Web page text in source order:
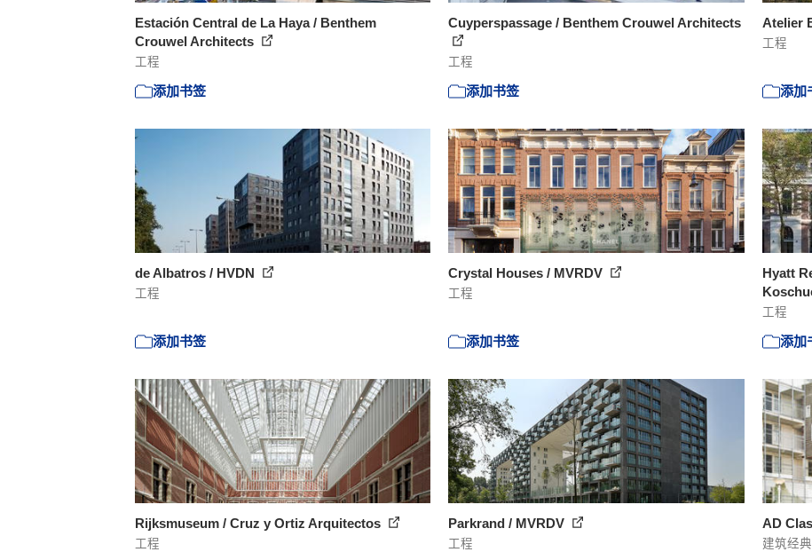
Estación Central de La Haya / Benthem
Crouwel Architects
工程
添加书签
Cuyperspassage / Benthem Crouwel Architects
工程
添加书签
Atelier
工程
添加
de Albatros / HVDN
工程
添加书签
Crystal Houses / MVRDV
工程
添加书签
Hyatt
工程
添加
Rijksmuseum / Cruz y Ortiz Arquitectos
工程
Parkrand / MVRDV
工程
AD
建筑经典